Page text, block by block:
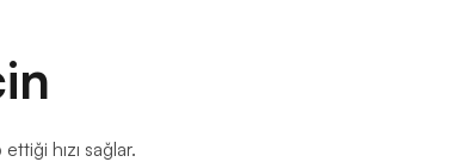
hızı sağlar.